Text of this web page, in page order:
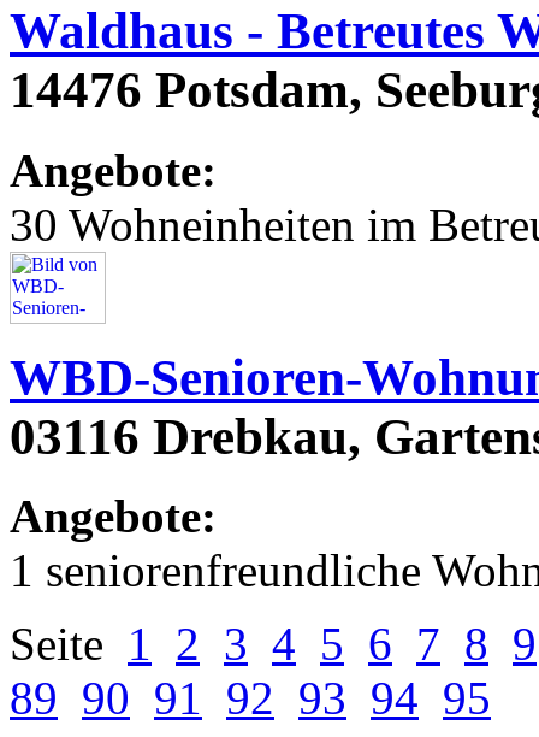
Waldhaus - Betreutes
14476 Potsdam,
Angebote:
30 Wohneinheiten im
WBD-Senioren-
03116 Drebkau,
Angebote:
1 seniorenfreundliche
Seite 1 2 3 4 5 6 7 8 9
89 90 91 92 93 94 95